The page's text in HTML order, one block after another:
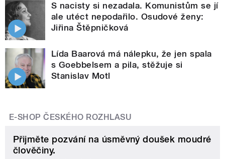
S nacisty si nezadala. Komunistům se jí
ale utéct nepodařilo. Osudové ženy:
Jiřina Štěpničková
Lída Baarová má nálepku, že jen spala
s Goebbelsem a pila, stěžuje si
Stanislav Motl
E-SHOP ČESKÉHO ROZHLASU
Přijměte pozvání na úsměvný doušek moudré
člověčiny.